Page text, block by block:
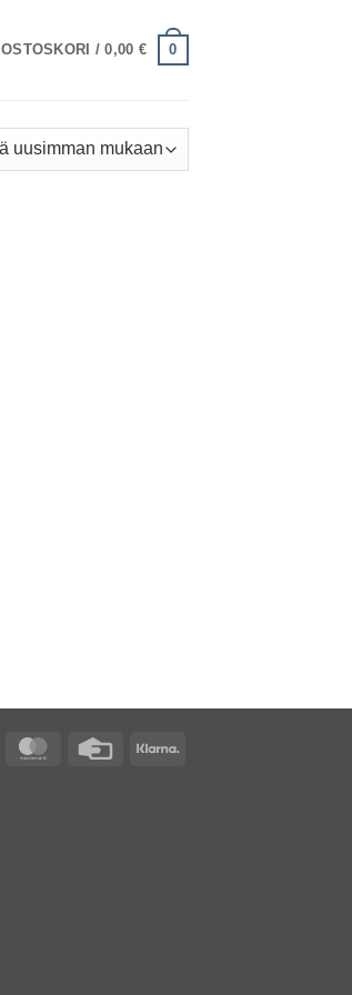
OSTOSKORI /0,00 € 0
Visa MasterCardCredit